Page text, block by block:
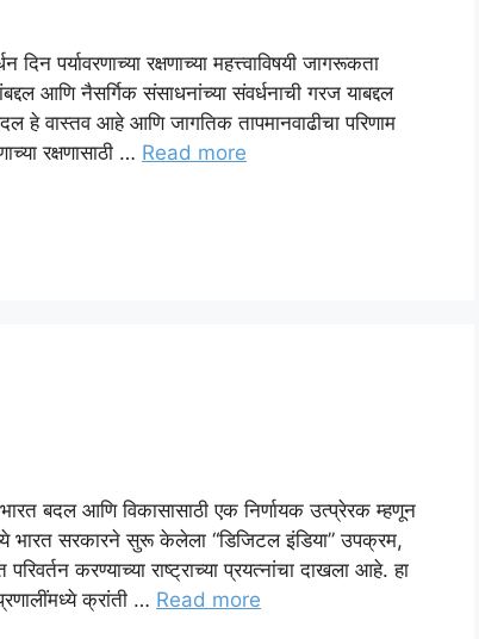
पर्यावरणाच्या रक्षणाच्या महत्त्वाविषयी जागरूकता
आणि नैसर्गिक संसाधनांच्या संवर्धनाची गरज याबद्दल
हे वास्तव आहे आणि जागतिक तापमानवाढीचा परिणाम
रक्षणासाठी … Read more
बदल आणि विकासासाठी एक निर्णायक उत्प्रेरक म्हणून
सरकारने सुरू केलेला “डिजिटल इंडिया” उपक्रम,
परिवर्तन करण्याच्या राष्ट्राच्या प्रयत्नांचा दाखला आहे. हा
क्रांती … Read more